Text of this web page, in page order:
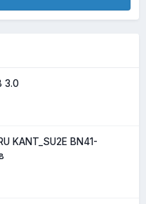
3.0
KANT_SU2E BN41-